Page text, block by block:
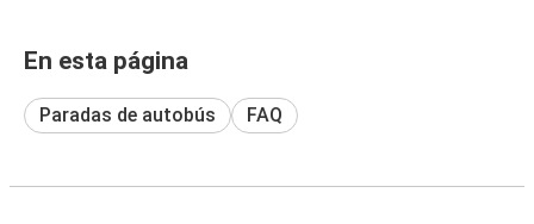
En esta página
Paradas de autobús FAQ